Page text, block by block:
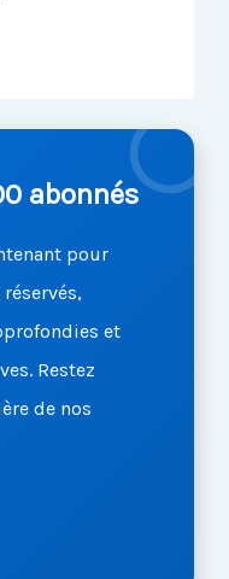
abonnés
pour
et
Restez
de nos